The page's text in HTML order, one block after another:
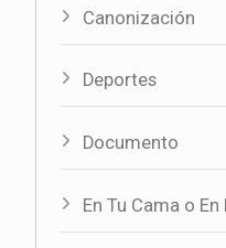
Canonización
Deportes
Documento
En Tu Cama o En